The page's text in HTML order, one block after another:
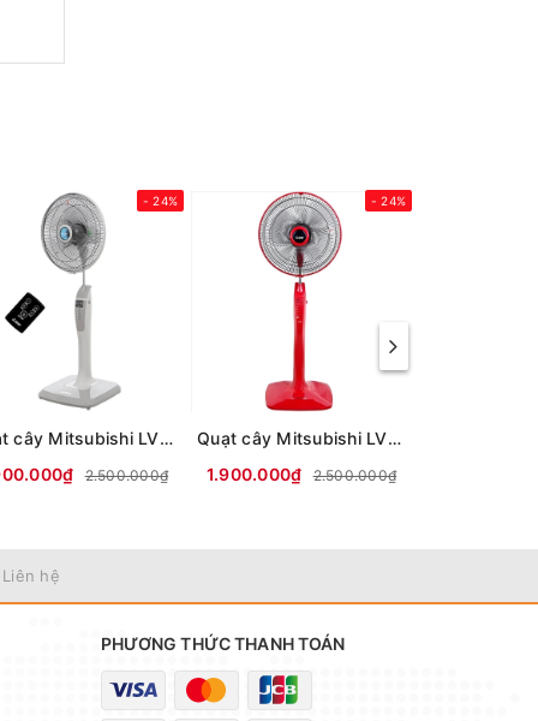
- 24%
Quạt cây Mitsubishi LV16-RB SF-GY (xám nhạt)
2.500.000₫
- 24%
Quạt cây Mitsubishi LV16-RB CY-RD (màu đỏ)
1.900.000₫
2.500.000₫
Liên hệ
PHƯƠNG THỨC THANH TOÁN